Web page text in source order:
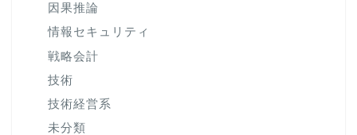
因果推論
情報セキュリティ
戦略会計
技術
技術経営系
未分類